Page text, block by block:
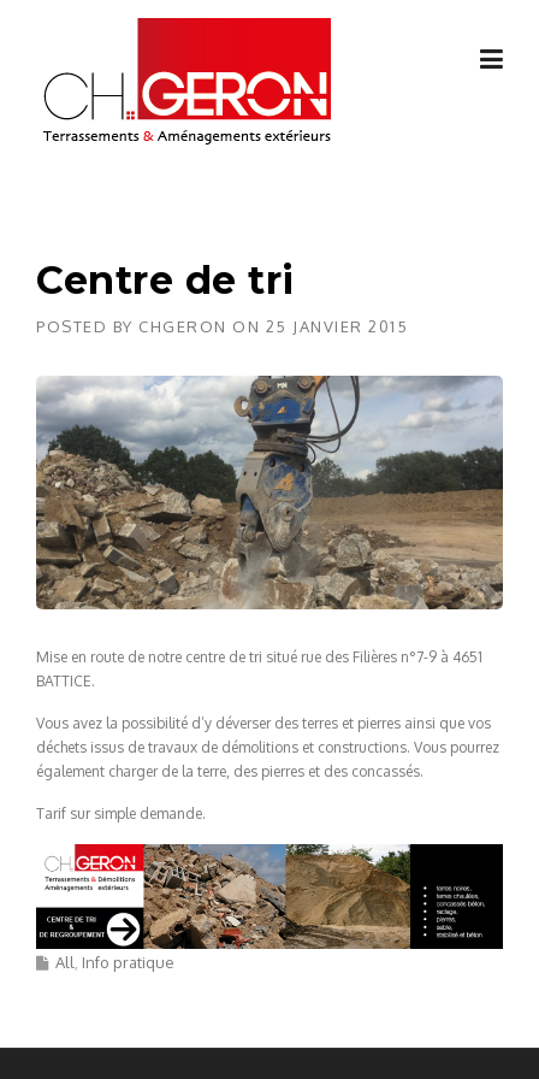
Centre de tri
POSTED BY CHGERON ON 25 JANVIER 2015
Mise en route de notre centre de tri situé rue des Filières n°7-9 à 4651
BATTICE.
Vous avez la possibilité d’y déverser des terres et pierres ainsi que vos
déchets issus de travaux de démolitions et constructions. Vous pourrez
également charger de la terre, des pierres et des concassés.
Tarif sur simple demande.
All Info pratique